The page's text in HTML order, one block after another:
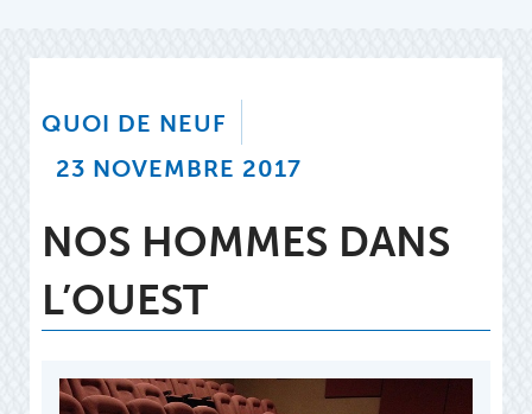
QUOI DE NEUF
23 NOVEMBRE 2017
NOS HOMMES DANS
L’OUEST